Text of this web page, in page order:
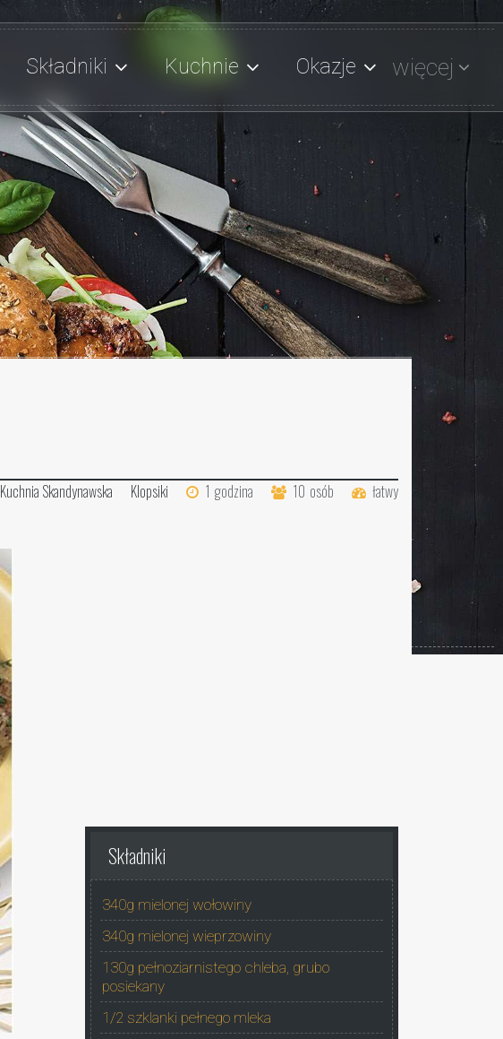
Składniki Kuchnie Okazje więcej
Kuchnia Skandynawska Klopsiki 1 godzina 10 osób łatwy
Składniki
340g mielonej wołowiny
340g mielonej wieprzowiny
130g pełnoziarnistego chleba, grubo
posiekany
1/2 szklanki pełnego mleka